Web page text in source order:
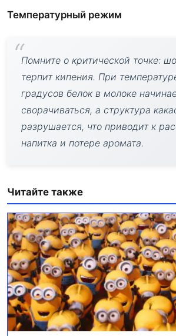
Температурный режим
Помните о критической точке:
терпит кипения. При
градусов белок в молоке
сворачиваться, а структура
разрушается, что приводит к
напитка и потере аромата.
Читайте также